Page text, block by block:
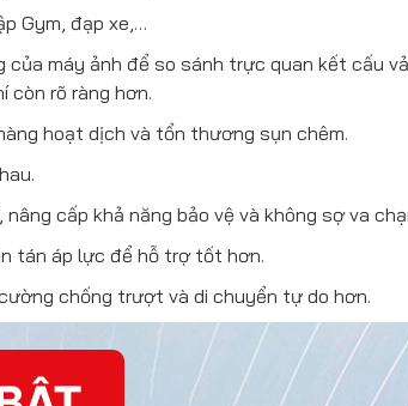
Gym, đạp xe,…
máy ảnh để so sánh trực quan kết cấu
còn rõ ràng hơn.
hoạt dịch và tổn thương sụn chêm.
cấp khả năng bảo vệ và không sợ va
tán áp lực để hỗ trợ tốt hơn.
chống trượt và di chuyển tự do hơn.